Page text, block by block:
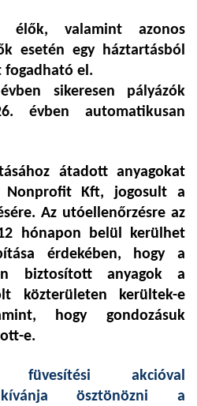
élők, valamint azonos
esetén egy háztartásból
fogadható el.
sikeresen pályázók
évben automatikusan
átadott anyagokat
Nonprofit Kft, jogosult a
Az utóellenőrzésre az
hónapon belül kerülhet
érdekében, hogy a
biztosított anyagok a
közterületen kerültek-e
hogy gondozásuk
e.
füvesítési akcióval
kívánja ösztönözni a